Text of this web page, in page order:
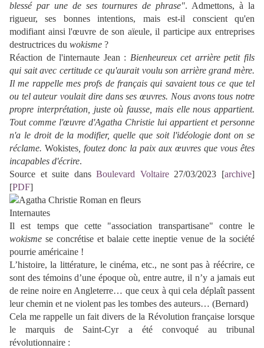
blessé par une de ses tournures de phrase". Admettons, à la
rigueur, ses bonnes intentions, mais est-il conscient qu'en
modifiant ainsi l'œuvre de son aïeule, il participe aux entreprises
destructrices du wokisme ?
Réaction de l'internaute Jean : Bienheureux cet arrière petit fils
qui sait avec certitude ce qu'aurait voulu son arrière grand mère.
Il me rappelle mes profs de français qui savaient tous ce que tel
ou tel auteur voulait dire dans ses œuvres. Nous avons tous notre
propre interprétation, juste où fausse, mais elle nous appartient.
Tout comme l'œuvre d'Agatha Christie lui appartient et personne
n'a le droit de la modifier, quelle que soit l'idéologie dont on se
réclame. Wokistes , foutez donc la paix aux œuvres que vous êtes
incapables d'écrire.
Source et suite dansBoulevard Voltaire27/03/2023 [archive]
[PDF]
Internautes
Il est temps que cette "association transpartisane" contre le
wokisme se concrétise et balaie cette ineptie venue de la société
pourrie américaine !
L’histoire, la littérature, le cinéma, etc., ne sont pas à réécrire, ce
sont des témoins d’une époque où, entre autre, il n’y a jamais eut
de reine noire en Angleterre… que ceux à qui cela déplaît passent
leur chemin et ne violent pas les tombes des auteurs… (Bernard)
Cela me rappelle un fait divers de la Révolution française lorsque
le marquis de Saint-Cyr a été convoqué au tribunal
révolutionnaire :